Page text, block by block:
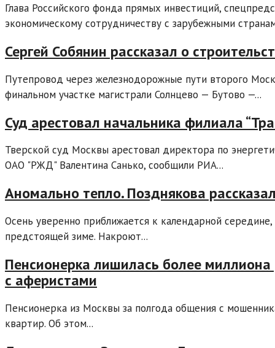
Глава Российского фонда прямых инвестиций,
экономическому сотрудничеству с зарубежными
Сергей Собянин рассказал о
Путепровод через железнодорожные пути второго
финальном участке магистрали Солнцево — Бутово —...
Суд арестовал начальника филиала
Тверской суд Москвы арестовал директора по
ОАО "РЖД" Валентина Санько, сообщили РИА...
Аномально тепло. Позднякова
Осень уверенно приближается к календарной
предстоящей зиме. Накроют...
Пенсионерка лишилась более
с аферистами
Пенсионерка из Москвы за полгода общения с
квартир. Об этом...